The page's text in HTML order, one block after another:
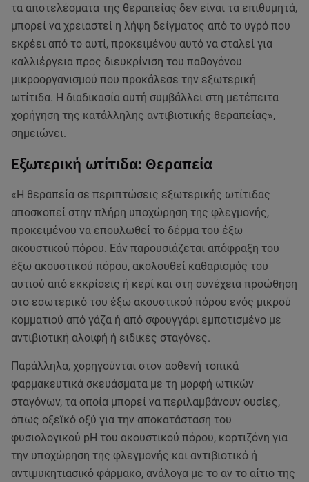
τα αποτελέσματα της θεραπείας δεν είναι τα επιθυμητά,
μπορεί να χρειαστεί η λήψη δείγματος από το υγρό που
εκρέει από το αυτί, προκειμένου αυτό να σταλεί για
καλλιέργεια προς διευκρίνιση του παθογόνου
μικροοργανισμού που προκάλεσε την εξωτερική
ωτίτιδα. Η διαδικασία αυτή συμβάλλει στη μετέπειτα
χορήγηση της κατάλληλης αντιβιοτικής θεραπείας»,
σημειώνει.
Εξωτερική ωτίτιδα: Θεραπεία
«Η θεραπεία σε περιπτώσεις εξωτερικής ωτίτιδας
αποσκοπεί στην πλήρη υποχώρηση της φλεγμονής,
προκειμένου να επουλωθεί το δέρμα του έξω
ακουστικού πόρου. Εάν παρουσιάζεται απόφραξη του
έξω ακουστικού πόρου, ακολουθεί καθαρισμός του
αυτιού από εκκρίσεις ή κερί και στη συνέχεια προώθηση
στο εσωτερικό του έξω ακουστικού πόρου ενός μικρού
κομματιού από γάζα ή από σφουγγάρι εμποτισμένο με
αντιβιοτική αλοιφή ή ειδικές σταγόνες.
Παράλληλα, χορηγούνται στον ασθενή τοπικά
φαρμακευτικά σκευάσματα με τη μορφή ωτικών
σταγόνων, τα οποία μπορεί να περιλαμβάνουν ουσίες,
όπως οξεϊκό οξύ για την αποκατάσταση του
φυσιολογικού pH του ακουστικού πόρου, κορτιζόνη για
την υποχώρηση της φλεγμονής και αντιβιοτικό ή
αντιμυκητιασικό φάρμακο, ανάλογα με το αν το αίτιο της